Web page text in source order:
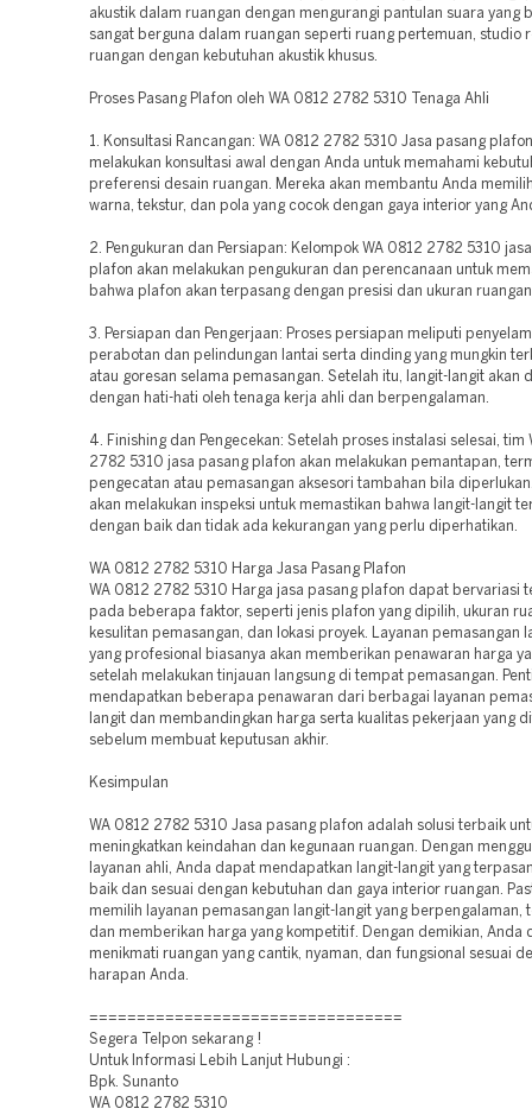
akustik dalam ruangan dengan mengurangi pantulan suara yang
sangat berguna dalam ruangan seperti ruang pertemuan, studio
ruangan dengan kebutuhan akustik khusus.
Proses Pasang Plafon oleh WA 0812 2782 5310 Tenaga Ahli
1. Konsultasi Rancangan: WA 0812 2782 5310 Jasa pasang
melakukan konsultasi awal dengan Anda untuk memahami
preferensi desain ruangan. Mereka akan membantu Anda
warna, tekstur, dan pola yang cocok dengan gaya interior yang
2. Pengukuran dan Persiapan: Kelompok WA 0812 2782 5310
plafon akan melakukan pengukuran dan perencanaan untuk
bahwa plafon akan terpasang dengan presisi dan ukuran
3. Persiapan dan Pengerjaan: Proses persiapan meliputi
perabotan dan pelindungan lantai serta dinding yang mungkin
atau goresan selama pemasangan. Setelah itu, langit-langit akan
dengan hati-hati oleh tenaga kerja ahli dan berpengalaman.
4. Finishing dan Pengecekan: Setelah proses instalasi selesai, tim
2782 5310 jasa pasang plafon akan melakukan pemantapan,
pengecatan atau pemasangan aksesori tambahan bila
akan melakukan inspeksi untuk memastikan bahwa langit-langit
dengan baik dan tidak ada kekurangan yang perlu diperhatikan.
WA 0812 2782 5310 Harga Jasa Pasang Plafon
WA 0812 2782 5310 Harga jasa pasang plafon dapat bervariasi
pada beberapa faktor, seperti jenis plafon yang dipilih, ukuran
kesulitan pemasangan, dan lokasi proyek. Layanan pemasangan
yang profesional biasanya akan memberikan penawaran harga
setelah melakukan tinjauan langsung di tempat pemasangan.
mendapatkan beberapa penawaran dari berbagai layanan
langit dan membandingkan harga serta kualitas pekerjaan yang
sebelum membuat keputusan akhir.
Kesimpulan
WA 0812 2782 5310 Jasa pasang plafon adalah solusi terbaik
meningkatkan keindahan dan kegunaan ruangan. Dengan
layanan ahli, Anda dapat mendapatkan langit-langit yang
baik dan sesuai dengan kebutuhan dan gaya interior ruangan.
memilih layanan pemasangan langit-langit yang berpengalaman,
dan memberikan harga yang kompetitif. Dengan demikian, Anda
menikmati ruangan yang cantik, nyaman, dan fungsional sesuai
harapan Anda.
=================================
Segera Telpon sekarang !
Untuk Informasi Lebih Lanjut Hubungi :
Bpk. Sunanto
WA 0812 2782 5310